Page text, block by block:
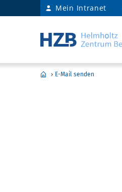
Mein Intranet
› E-Mail senden